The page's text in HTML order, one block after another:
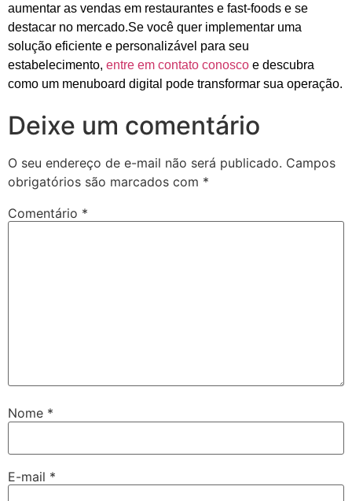
aumentar as vendas em restaurantes e fast-foods e se
destacar no mercado.Se você quer implementar uma
solução eficiente e personalizável para seu
estabelecimento, entre em contato conosco e descubra
como um menuboard digital pode transformar sua operação.
Deixe um comentário
O seu endereço de e-mail não será publicado. Campos
obrigatórios são marcados com *
Comentário *
Nome *
E-mail *